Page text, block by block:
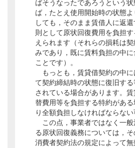
ばそうなったであろうという
ば，たとえ使用開始時の状態
しても，そのまま賃借人に返
則として原状回復費用を負担
えられます（それらの損耗は
みであり，既に賃料負担の中
ことです）。
もっとも，賃貸借契約の中に
て契約締結時の状態に復旧す
されている場合があります。
替費用等を負担する特約があ
り全額負担しなければならない
この点，事業者ではなく一般
る原状回復義務については，
消費者契約法の規定によって